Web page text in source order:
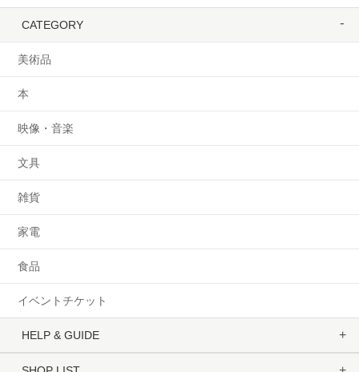
CATEGORY
美術品
本
映像・音楽
文具
雑貨
家電
食品
イベントチケット
HELP & GUIDE